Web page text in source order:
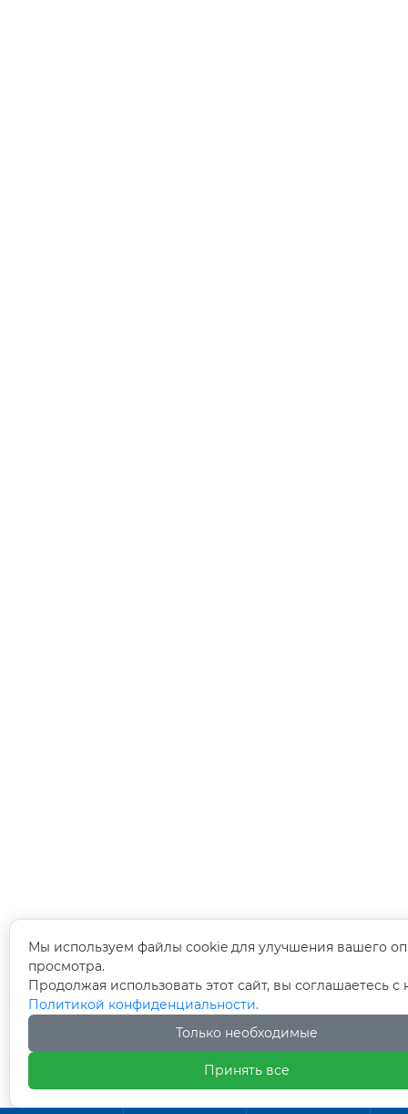
Мы используем файлы cookie для улучшения вашего
просмотра.
Продолжая использовать этот сайт, вы соглашаетесь
Политикой конфиденциальности.
Только необходимые
Принять все